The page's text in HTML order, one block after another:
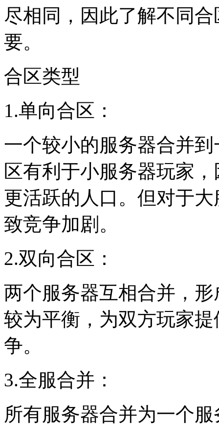
尽相同，因此了解不同
要。
合区类型
1.单向合区：
一个较小的服务器合并
区有利于小服务器玩家
更活跃的人口。但对于
致竞争加剧。
2.双向合区：
两个服务器互相合并，
较为平衡，为双方玩家
争。
3.全服合并：
所有服务器合并为一个